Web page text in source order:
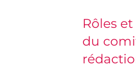
Rôles
du